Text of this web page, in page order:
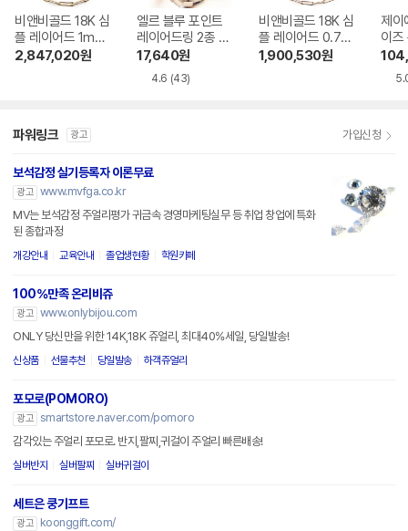
비앤비골드 18K 심
플 레이어드 1mm
클립체인 주얼리세
2,847,020원
엘르 블루 포인트
레이어드링 2종 세
트 ELBRWR072
17,640원
4.6 (43)
비앤비골드 18K 심
플 레이어드 0.7m
m 클립체인 주얼리
1,900,530원
제이
이즈
이
329
파워링크 광고 가입신청
보석감정 실기등록자 이론무료
광고 www.mvfga.co.kr
MV는 보석감정 주얼리평가 귀금속 경영마케팅실무 등 취업 창업에 특화
된 종합과정
개강안내 교육안내 졸업생현황 학원카페
100%만족 온리비쥬
광고 www.onlybijou.com
ONLY 당신만을 위한 14K,18K 쥬얼리, 최대40%세일, 당일발송!
신상품 선물추천 당일발송 하객쥬얼리
포모로(POMORO)
광고 smartstore.naver.com/pomoro
감각있는 주얼리 포모로. 반지,팔찌,귀걸이 주얼리 빠른배송!
실버반지 실버팔찌 실버귀걸이
세트은 쿵기프트
광고
koonggift.com/